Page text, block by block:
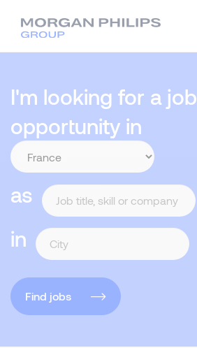
I'm looking for a job
opportunity in
as
in
Find jobs